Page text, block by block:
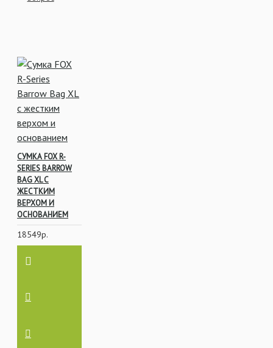
СУМКА FOX R-
SERIES BARROW
BAG XL С
ЖЕСТКИМ
ВЕРХОМ И
ОСНОВАНИЕМ
18549р.